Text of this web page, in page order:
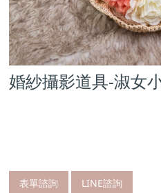
婚紗攝影道具-淑女
表單諮詢 LINE諮詢